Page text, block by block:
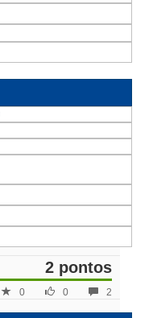
2 pontos
2
0
0